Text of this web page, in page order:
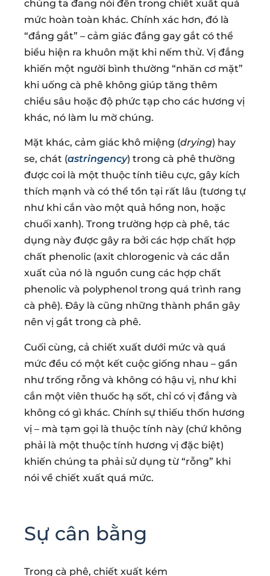
chúng ta đang nói đến trong chiết xuất quá
mức hoàn toàn khác. Chính xác hơn, đó là
“đắng gắt” – cảm giác đắng gay gắt có thể
biểu hiện ra khuôn mặt khi nếm thử. Vị đắng
khiến một người bình thường “nhăn cơ mặt”
khi uống cà phê không giúp tăng thêm
chiều sâu hoặc độ phức tạp cho các hương vị
khác, nó làm lu mờ chúng.
Mặt khác, cảm giác khô miệng (drying) hay
se, chát (astringency) trong cà phê thường
được coi là một thuộc tính tiêu cực, gây kích
thích mạnh và có thể tồn tại rất lâu (tương tự
như khi cắn vào một quả hồng non, hoặc
chuối xanh). Trong trường hợp cà phê, tác
dụng này được gây ra bởi các hợp chất hợp
chất phenolic (axit chlorogenic và các dẫn
xuất của nó là nguồn cung các hợp chất
phenolic và polyphenol trong quá trình rang
cà phê). Đây là cũng những thành phần gây
nên vị gắt trong cà phê.
Cuối cùng, cả chiết xuất dưới mức và quá
mức đều có một kết cuộc giống nhau – gần
như trống rỗng và không có hậu vị, như khi
cắn một viên thuốc hạ sốt, chỉ có vị đắng và
không có gì khác. Chính sự thiếu thốn hương
vị – mà tạm gọi là thuộc tính này (chứ không
phải là một thuộc tính hương vị đặc biệt)
khiến chúng ta phải sử dụng từ “rỗng” khi
nói về chiết xuất quá mức.
Sự cân bằng
Trong cà phê, chiết xuất kém